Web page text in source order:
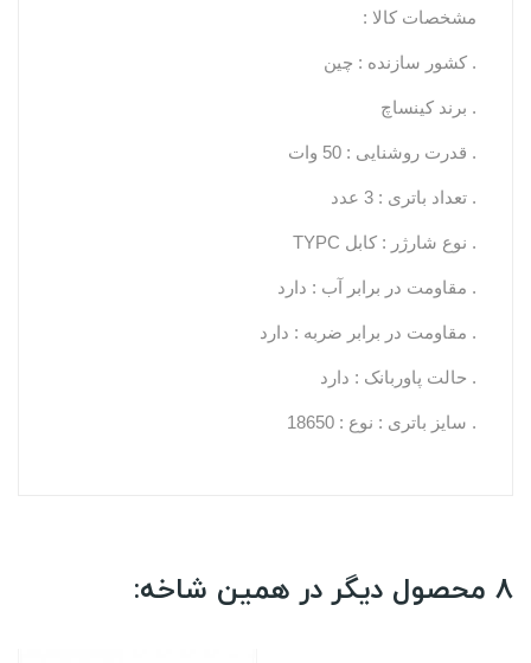
مشخصات کالا :
. کشور سازنده : چین
. برند کینساچ
. قدرت روشنایی : 50 وات
. تعداد باتری : 3 عدد
. نوع شارژر : کابل TYPC
. مقاومت در برابر آب : دارد
. مقاومت در برابر ضربه : دارد
. حالت پاوربانک : دارد
. سایز باتری : نوع : 18650
8 محصول دیگر در همین شاخه: